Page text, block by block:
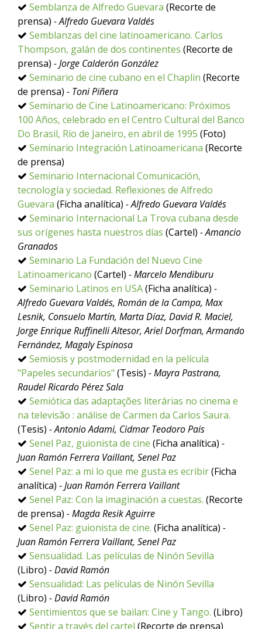
Semblanza de Alfredo Guevara (Recorte de
prensa) - Alfredo Guevara Valdés
Semblanzas del cine latinoamericano. Carlos
Thompson, galán de dos continentes (Recorte de
prensa) - Jorge Calderón González
Seminario de cine cubano en el Chaplin (Recorte
de prensa) - Toni Piñera
Seminario de Cine Latinoamericano: Próximos
100 Años, celebrado en el Centro Cultural del Banco
Do Brasil, Río de Janeiro, en abril de 1995 (Foto)
Seminario Integración Latinoamericana (Recorte
de prensa)
Seminario Internacional Comunicación,
tecnología y sociedad. Reflexiones de Alfredo
Guevara (Ficha analítica) - Alfredo Guevara Valdés
Seminario Internacional La Trova cubana desde
sus orígenes hasta nuestros días (Cartel) - Amancio
Granados
Seminario La Fundación del Nuevo Cine
Latinoamericano (Cartel) - Marcelo Mendiburu
Seminario Latinos en USA(Ficha analítica) -
Alfredo Guevara Valdés, Román de la Campa, Max
Lesnik, Consuelo Martín, Marta Díaz, David R. Maciel,
Jorge Enrique Ruffinelli Altesor, Ariel Dorfman, Armando
Fernández, Magaly Espinosa
Semiosis y postmodernidad en la película
"Papeles secundarios" (Tesis) - Mayra Pastrana,
Raudel Ricardo Pérez Sala
Semiótica das adaptações literárias no cinema e
na televisão : análise de Carmen da Carlos Saura.
(Tesis) - Antonio Adami, Cidmar Teodoro Pais
Senel Paz, guionista de cine (Ficha analítica) -
Juan Ramón Ferrera Vaillant, Senel Paz
Senel Paz: a mi lo que me gusta es ecribir(Ficha
analítica) - Juan Ramón Ferrera Vaillant
Senel Paz: Con la imaginación a cuestas. (Recorte
de prensa) - Magda Resik Aguirre
Senel Paz: guionista de cine. (Ficha analítica) -
Juan Ramón Ferrera Vaillant, Senel Paz
Sensualidad. Las películas de Ninón Sevilla
(Libro) - David Ramón
Sensualidad: Las películas de Ninón Sevilla
(Libro) - David Ramón
Sentimientos que se bailan: Cine y Tango. (Libro)
Sentir a través del cartel (Recorte de prensa)